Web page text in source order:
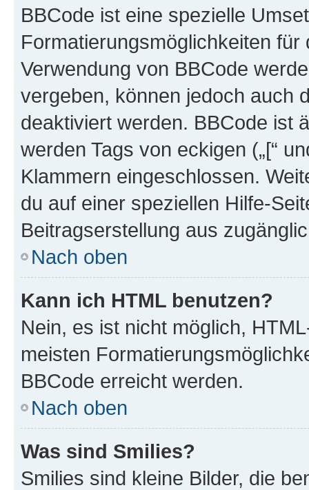
BBCode ist eine spezielle
Formatierungsmöglichkeiten
Verwendung von BBCode
vergeben, können jedoch auch
deaktiviert werden. BBCode ist
werden Tags von eckigen („[“
Klammern eingeschlossen.
du auf einer speziellen Hilfe-
Beitragserstellung aus
Nach oben
Kann ich HTML benutzen?
Nein, es ist nicht möglich,
meisten
BBCode erreicht werden.
Nach oben
Was sind Smilies?
Smilies sind kleine Bilder, die